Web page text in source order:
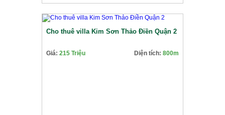
Cho thuê villa Kim Sơn Thảo Điền Quận 2
Giá: 215 Triệu Diện tích: 800m